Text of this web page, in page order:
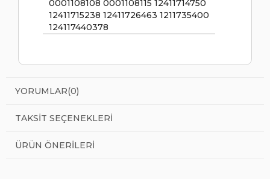
0001108108 0001108115 12411714750
12411715238 12411726463 1211735400
124117440378
YORUMLAR(0)
TAKSIT SEÇENEKLERI
ÜRÜN ÖNERILERI